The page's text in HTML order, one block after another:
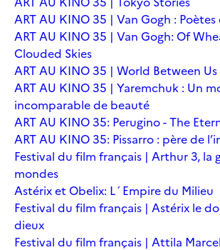
ART AU KINO 35 | Van Gogh :
ART AU KINO 35 | Van Gogh: Of
Clouded Skies
ART AU KINO 35 | World Between Us
ART AU KINO 35 | Yaremchuk : Un
incomparable de beauté
ART AU KINO 35: Perugino - The
ART AU KINO 35: Pissarro : père de
Festival du film français | Arthur 3, la
mondes
Astérix et Obelix: L´Empire du Milieu
Festival du film français | Astérix le
dieux
Festival du film français | Attila Marcel